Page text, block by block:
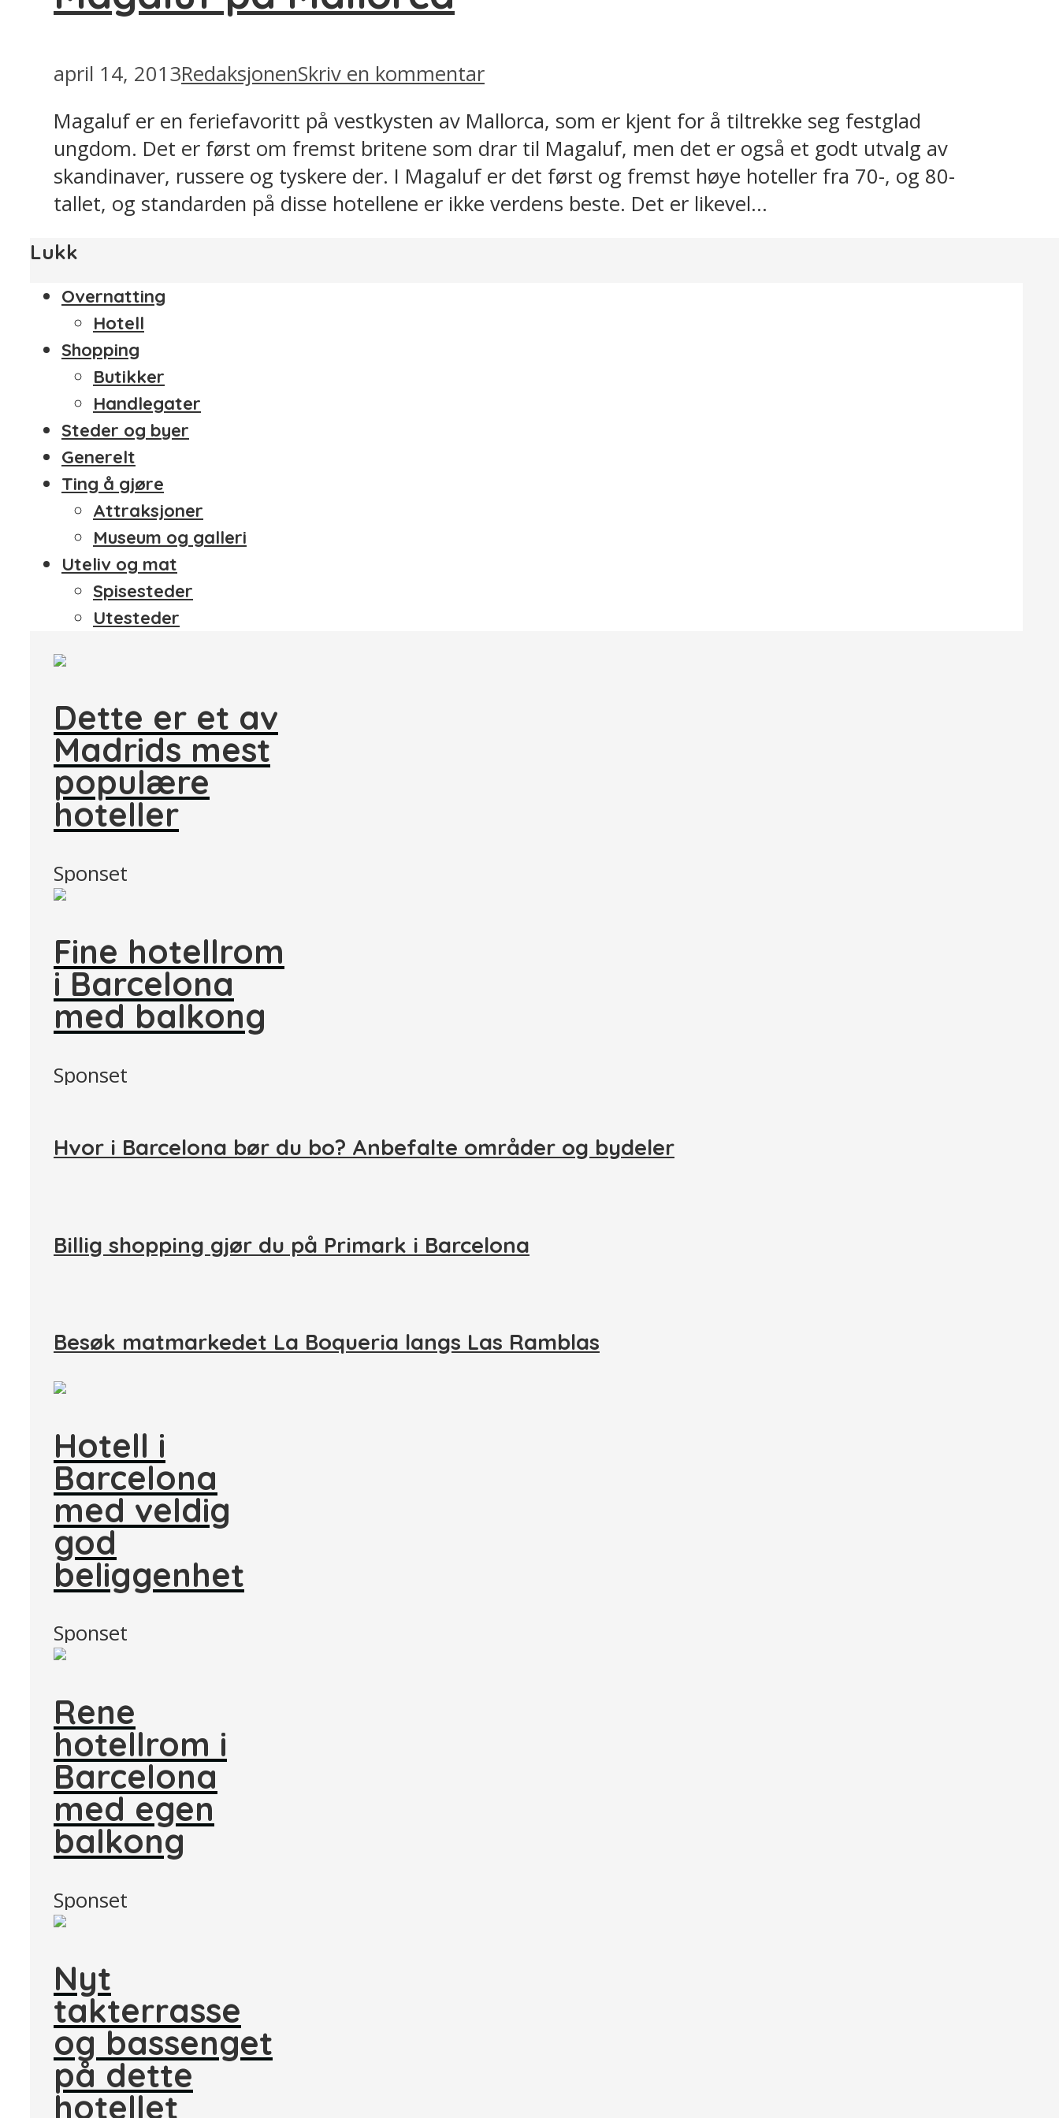
april 14, 2013RedaksjonenSkriv en kommentar
Magaluf er en feriefavoritt på vestkysten av Mallorca, som er kjent for å tiltrekke seg festglad
ungdom. Det er først om fremst britene som drar til Magaluf, men det er også et godt utvalg av
skandinaver, russere og tyskere der. I Magaluf er det først og fremst høye hoteller fra 70-, og 80-
tallet, og standarden på disse hotellene er ikke verdens beste. Det er likevel...
Lukk
Overnatting
Hotell
Shopping
Butikker
Handlegater
Steder og byer
Generelt
Ting å gjøre
Attraksjoner
Museum og galleri
Uteliv og mat
Spisesteder
Utesteder
Dette er et av
Madrids mest
populære
hoteller
Sponset
Fine hotellrom
i Barcelona
med balkong
Sponset
Hvor i Barcelona bør du bo? Anbefalte områder og bydeler
Billig shopping gjør du på Primark i Barcelona
Besøk matmarkedet La Boqueria langs Las Ramblas
Hotell i
Barcelona
med veldig
god
beliggenhet
Sponset
Rene
hotellrom i
Barcelona
med egen
balkong
Sponset
Nyt
takterrasse
og bassenget
på dette
hotellet